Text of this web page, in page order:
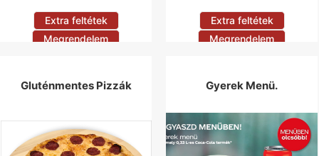
Extra feltétek
Megrendelem
Extra feltétek
Megrendelem
Gluténmentes Pizzák Gyerek Menü.